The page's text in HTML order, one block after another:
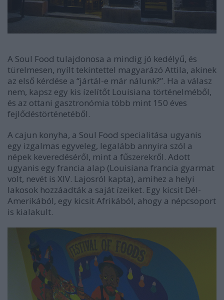
A Soul Food tulajdonosa a mindig jó kedélyű, és
türelmesen, nyílt tekintettel magyarázó Attila, akinek
az első kérdése a “jártál-e már nálunk?”. Ha a válasz
nem, kapsz egy kis ízelítőt Louisiana történelméből,
és az ottani gasztronómia több mint 150 éves
fejlődéstörténetéből.
A cajun konyha, a Soul Food specialitása ugyanis
egy izgalmas egyveleg, legalább annyira szól a
népek keveredéséről, mint a fűszerekről. Adott
ugyanis egy francia alap (Louisiana francia gyarmat
volt, nevét is XIV. Lajosról kapta), amihez a helyi
lakosok hozzáadták a saját ízeiket. Egy kicsit Dél-
Amerikából, egy kicsit Afrikából, ahogy a népcsoport
is kialakult.